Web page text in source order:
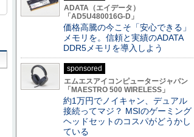
ADATA（エイデータ）
「AD5U480016G-D」
価格高騰の今こそ「安心できる」
メモリを。信頼と実績のADATA
DDR5メモリを導入しよう
sponsored
エムエスアイコンピュータージャパン
「MAESTRO 500 WIRELESS」
約1万円でノイキャン、デュアル
接続ってマジ？ MSIのゲーミング
ヘッドセットのコスパがどうかし
ている